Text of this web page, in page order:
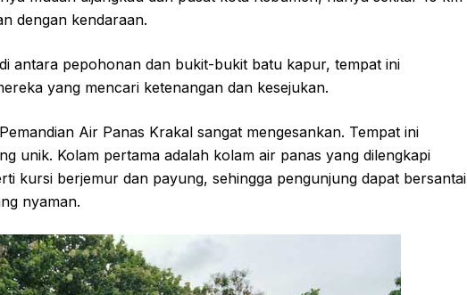
dengan kendaraan.
antara pepohonan dan bukit-bukit batu kapur, tempat ini
yang mencari ketenangan dan kesejukan.
Air Panas Krakal sangat mengesankan. Tempat ini
unik. Kolam pertama adalah kolam air panas yang dilengkapi
kursi berjemur dan payung, sehingga pengunjung dapat bersantai
nyaman.